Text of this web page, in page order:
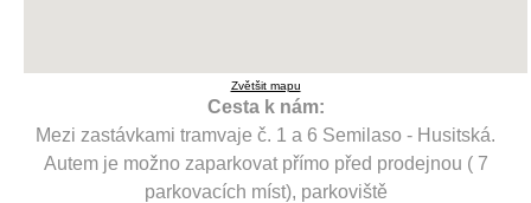
Zvětšit mapu
Cesta k nám:
Mezi zastávkami tramvaje č. 1 a 6 Semilaso - Husitská.
Autem je možno zaparkovat přímo před prodejnou ( 7
parkovacích míst), parkoviště